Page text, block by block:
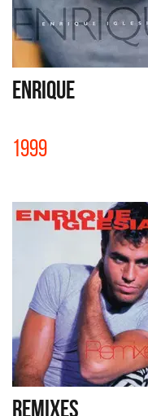
ENRIQUE
1999
REMIXES